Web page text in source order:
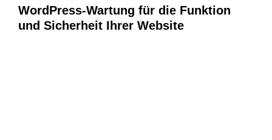
WordPress-Wartung für die Funktion
und Sicherheit Ihrer Website